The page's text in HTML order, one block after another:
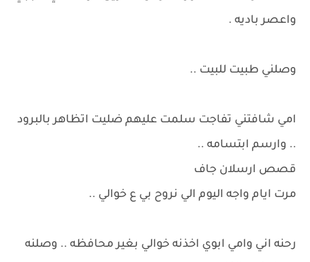
واعصر باديه .
وصلني طبيت للبيت ..
امي شافتني تفاجت سلمت عليهم ضليت اتظاهر بالبرود
.. وارسم ابتسامه ..
قصص ارسلان جاف
مرت ايام واجه اليوم الي نروح بي ع خوالي ..
رحنه اني وامي ابوي اخذنه خوالي بغير محافظه .. وصلنه